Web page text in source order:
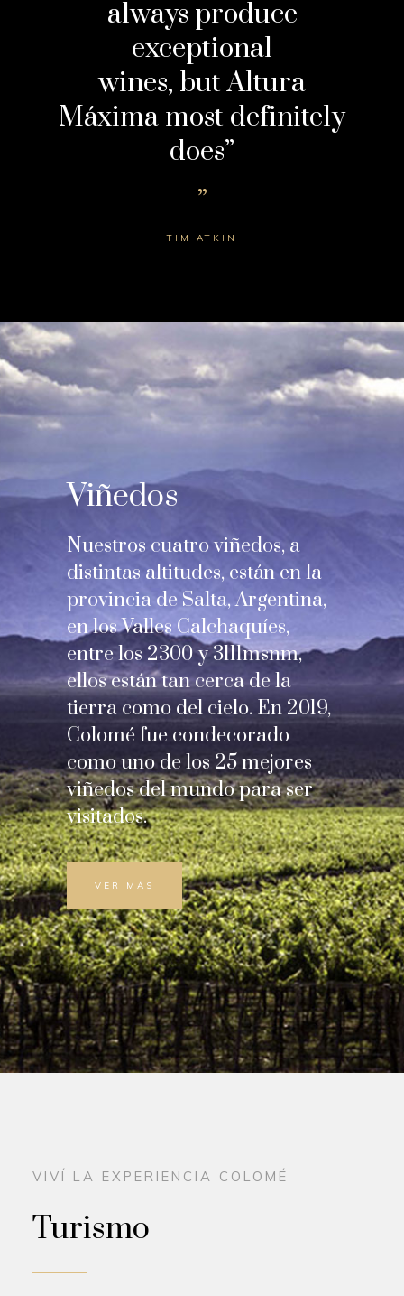
always produce
exceptional
wines, but Altura
Máxima most definitely
does”
TIM ATKIN
Viñedos
Nuestros cuatro viñedos, a
distintas altitudes, están en la
provincia de Salta, Argentina,
en los Valles Calchaquíes,
entre los 2300 y 3111msnm,
ellos están tan cerca de la
tierra como del cielo. En 2019,
Colomé fue condecorado
como uno de los 25 mejores
viñedos del mundo para ser
visitados.
VER MÁS
VIVÍ LA EXPERIENCIA COLOMÉ
Turismo